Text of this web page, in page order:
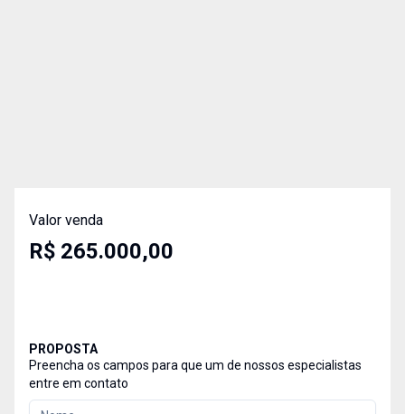
Valor venda
R$ 265.000,00
PROPOSTA
Preencha os campos para que um de nossos especialistas
entre em contato